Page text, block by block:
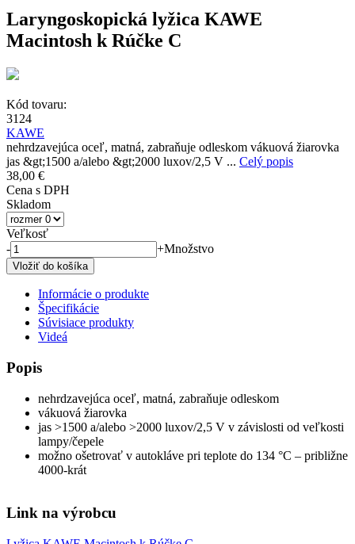
Laryngoskopická lyžica KAWE
Macintosh k Rúčke C
Kód tovaru:
3124
KAWE
nehrdzavejúca oceľ, matná, zabraňuje odleskom vákuová žiarovka
jas &gt;1500 a/alebo &gt;2000 luxov/2,5 V ... Celý popis
38,00 €
Cena s DPH
Skladom
Veľkosť
-
+Množstvo
Informácie o produkte
Špecifikácie
Súvisiace produkty
Videá
Popis
nehrdzavejúca oceľ, matná, zabraňuje odleskom
vákuová žiarovka
jas >1500 a/alebo >2000 luxov/2,5 V v závislosti od veľkosti
lampy/čepele
možno ošetrovať v autokláve pri teplote do 134 °C – približne
4000-krát
Link na výrobcu